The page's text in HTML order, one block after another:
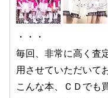
・・・
毎回、非常に高く査
用させていただいて
こんな本、ＣＤでも